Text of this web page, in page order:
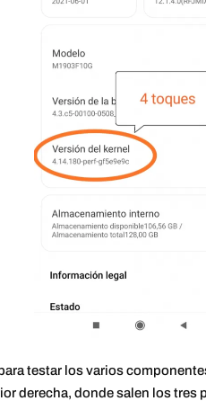
testar los varios
derecha, donde salen los tres